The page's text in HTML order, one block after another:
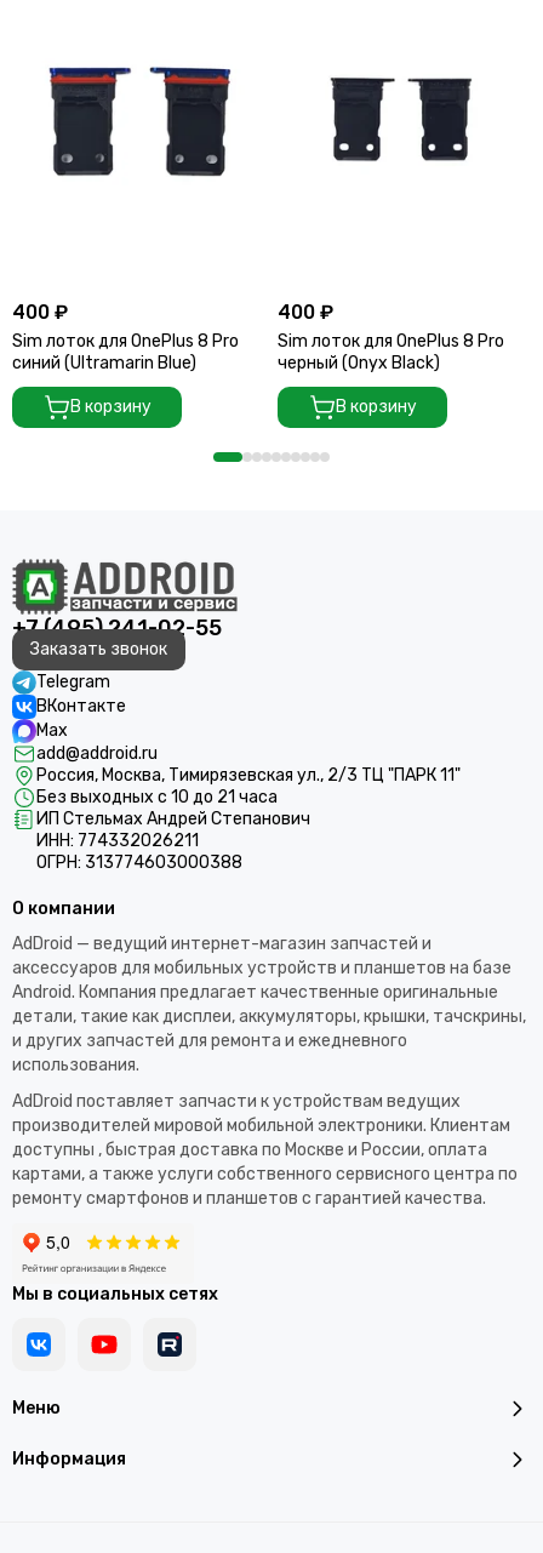
400 ₽
Sim лоток для OnePlus 8 Pro
синий (Ultramarin Blue)
В корзину
400 ₽
Sim лоток для OnePlus 8 Pro
черный (Onyx Black)
В корзину
+7 (495) 241-02-55
Заказать звонок
Telegram
ВКонтакте
Max
add@addroid.ru
Россия, Москва, Тимирязевская ул., 2/3 ТЦ "ПАРК 11"
Без выходных с 10 до 21 часа
ИП Стельмах Андрей Степанович
ИНН: 774332026211
ОГРН: 313774603000388
Меню
Информация
О компании
AdDroid — ведущий интернет-магазин запчастей и
аксессуаров для мобильных устройств и планшетов на базе
Android. Компания предлагает качественные оригинальные
детали, такие как дисплеи, аккумуляторы, крышки, тачскрины,
и других запчастей для ремонта и ежедневного
использования.​
AdDroid поставляет запчасти к устройствам ведущих
производителей мировой мобильной электроники. Клиентам
доступны , быстрая доставка по Москве и России, оплата
картами, а также услуги собственного сервисного центра по
ремонту смартфонов и планшетов с гарантией качества.
Мы в социальных сетях